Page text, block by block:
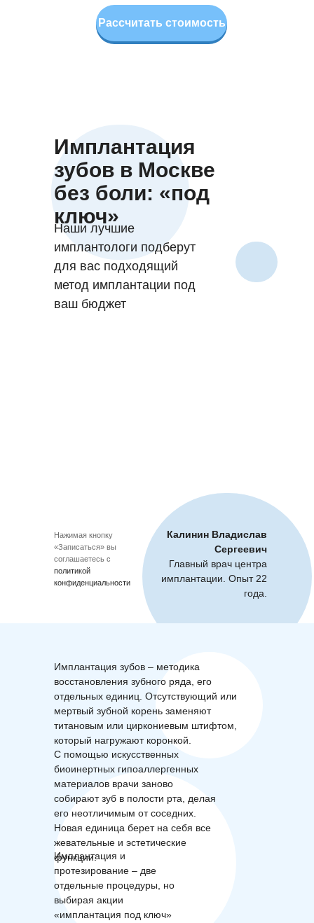
Рассчитать стоимость
91
Имплантация
зубов в Москве
без боли: «под
ключ»
Наши лучшие
имплантологи подберут
для вас подходящий
метод имплантации под
ваш бюджет
Нажимая кнопку
«Записаться» вы
соглашаетесь с
политикой
конфиденциальности
Калинин Владислав
Сергеевич
Главный врач центра
имплантации. Опыт 22
года.
Имплантация зубов – методика
восстановления зубного ряда, его
отдельных единиц. Отсутствующий или
мертвый зубной корень заменяют
титановым или циркониевым штифтом,
который нагружают коронкой.
С помощью искусственных
биоинертных гипоаллергенных
материалов врачи заново
собирают зуб в полости рта, делая
его неотличимым от соседних.
Новая единица берет на себя все
жевательные и эстетические
функции.
Имплантация и
протезирование – две
отдельные процедуры, но
выбирая акции
«имплантация под ключ»